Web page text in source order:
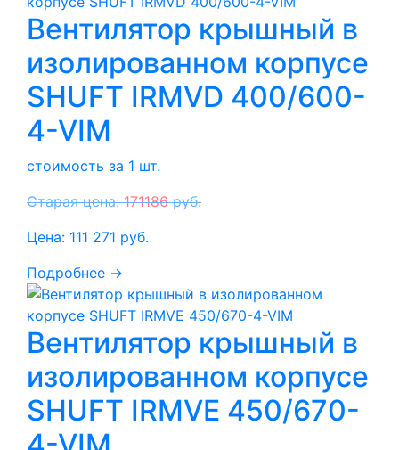
Вентилятор крышный в
изолированном корпусе
SHUFT IRMVD 400/600-
4-VIM
стоимость за 1 шт.
Старая цена:171186руб.
Цена: 111 271 руб.
Подробнее →
Вентилятор крышный в
изолированном корпусе
SHUFT IRMVE 450/670-